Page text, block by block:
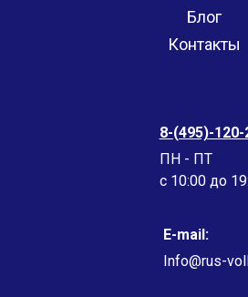
Блог
Контакты
8-(495)-120-
ПН - ПТ
c 10:00 до
E-mail:
Info@rus-